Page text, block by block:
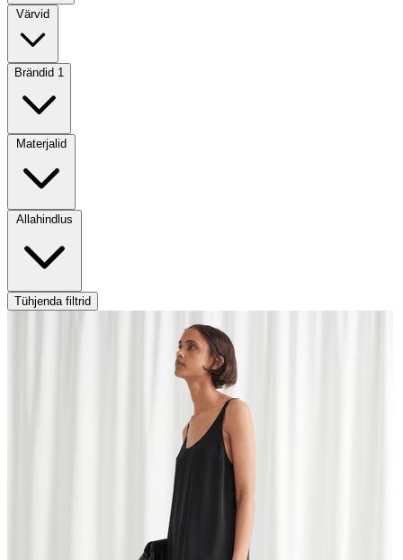
Värvid
Brändid 1
Materjalid
Allahindlus
Tühjenda filtrid